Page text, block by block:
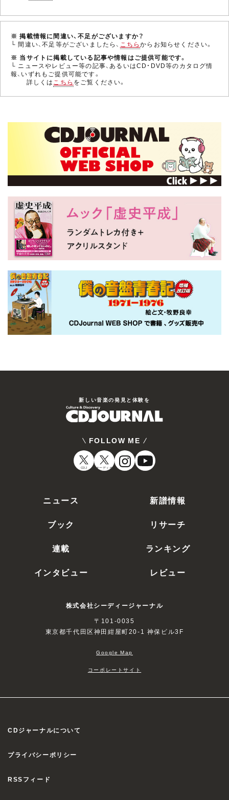
※ 掲載情報に間違い、不足がございますか？
└ 間違い、不足等がございましたら、 こちらからお知らせください。
※ 当サイトに掲載している記事や情報はご提供可能です。
└ ニュースやレビュー等の記事、あるいはCD・DVD等のカタログ情
報、いずれもご提供可能です。
詳しくは こちら をご覧ください。
新しい⾳楽の発⾒と体験を
FOLLOW ME
CDJ オーディオ
ニュース
新譜情報
ブック
リサーチ
連載
ランキング
インタビュー
レビュー
株式会社シーディージャーナル
〒101-0035
東京都千代田区神田紺屋町20-1 神保ビル3F
Google Map
コーポレートサイト
CDジャーナルについて
プライバシーポリシー
RSSフィード